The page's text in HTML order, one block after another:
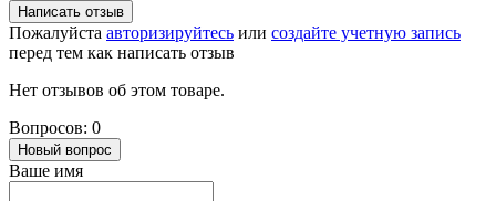
Написать отзыв
Пожалуйста авторизируйтесь или создайте учетную запись
перед тем как написать отзыв
Нет отзывов об этом товаре.
Вопросов: 0
Новый вопрос
Ваше имя